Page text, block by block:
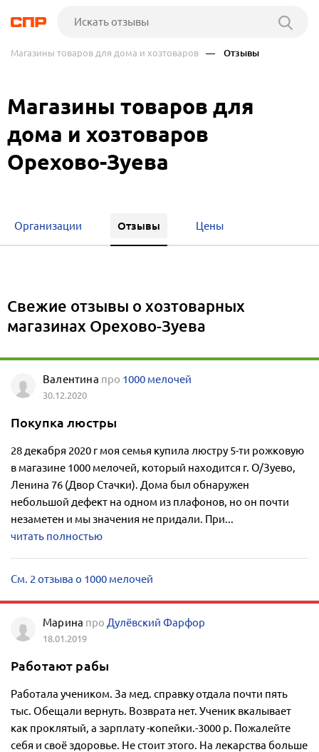
Магазины товаров для дома и хозтоваров — Отзывы
Магазины товаров для
дома и хозтоваров
Орехово-Зуева
Организации Отзывы Цены
Свежие отзывы о хозтоварных
магазинах Орехово-Зуева
Валентина про 1000 мелочей
30.12.2020
Покупка люстры
28 декабря 2020 г моя семья купила люстру 5-ти рожковую
в магазине 1000 мелочей, который находится г. О/Зуево,
Ленина 76 (Двор Стачки). Дома был обнаружен
небольшой дефект на одном из плафонов, но он почти
незаметен и мы значения не придали. При...
читать полностью
См. 2 отзыва о 1000 мелочей
Марина про Дулёвский Фарфор
18.01.2019
Работают рабы
Работала учеником. За мед. справку отдала почти пять
тыс. Обещали вернуть. Возврата нет. Ученик вкалывает
как проклятый, а зарплату -копейки.-3000 р. Пожалейте
себя и своё здоровье. Не стоит этого. На лекарства больше